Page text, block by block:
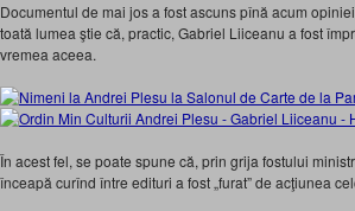
Documentul de mai jos a fost ascuns pînă acum
toată lumea ştie că, practic, Gabriel Liiceanu a fost
vremea aceea.
În acest fel, se poate spune că, prin grija fostului
înceapă curînd între edituri a fost „furat” de acţiunea